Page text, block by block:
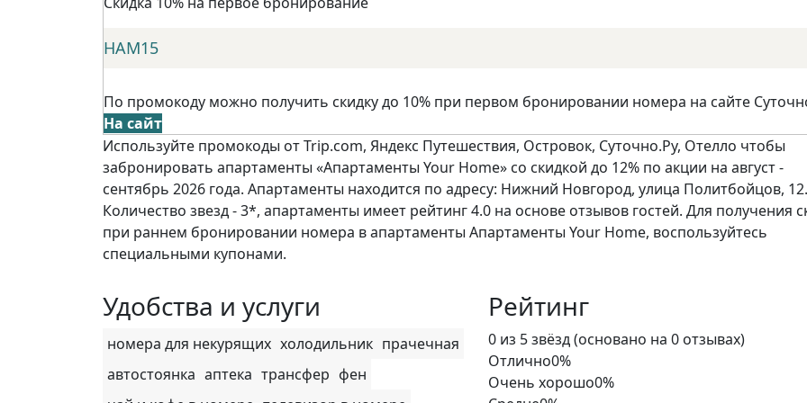
НАМ15
По промокоду можно получить скидку до 10% при первом бронировании номера на сайте
На сайт
Используйте промокоды от Trip.com, Яндекс Путешествия, Островок, Суточно.Ру, Отелло чтобы
забронировать апартаменты «Апартаменты Your Home» со скидкой до 12% по акции на август -
сентябрь 2026 года. Апартаменты находится по адресу: Нижний Новгород, улица Политбойцов, 12.
Количество звезд - 3*, апартаменты имеет рейтинг 4.0 на основе отзывов гостей. Для получения
при раннем бронировании номера в апартаменты Апартаменты Your Home, воспользуйтесь
специальными купонами.
Удобства и услуги
номера для некурящих холодильник прачечная
автостоянка аптека трансфер фен
Рейтинг
Rated
0
out
0 из 5 звёзд (основано на 0 отзывах)
Отлично0%
Очень хорошо0%